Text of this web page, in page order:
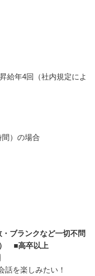
給年4回（社内規定によ
間）の場合
ブランクなど一切不問
） ■高卒以上
を楽しみたい！